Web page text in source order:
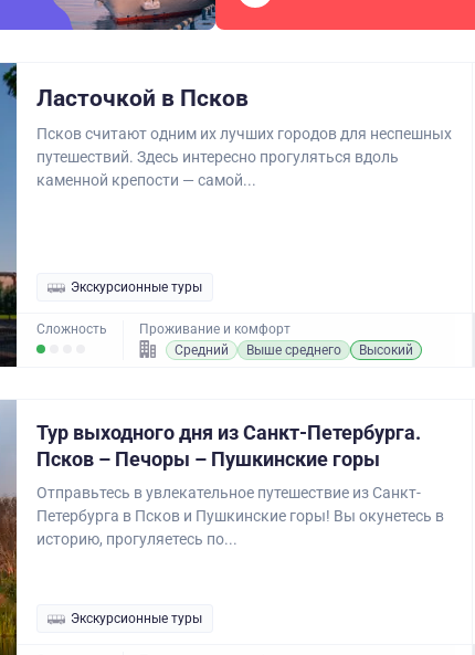
Ласточкой в Псков
Псков считают одним их лучших городов для неспешных
путешествий. Здесь интересно прогуляться вдоль
каменной крепости — самой...
Экскурсионные туры
Сложность
Проживание и комфорт
Средний
Выше среднего Высокий
Тур выходного дня из Санкт-Петербурга.
Псков – Печоры – Пушкинские горы
Отправьтесь в увлекательное путешествие из Санкт-
Петербурга в Псков и Пушкинские горы! Вы окунетесь в
историю, прогуляетесь по...
Экскурсионные туры